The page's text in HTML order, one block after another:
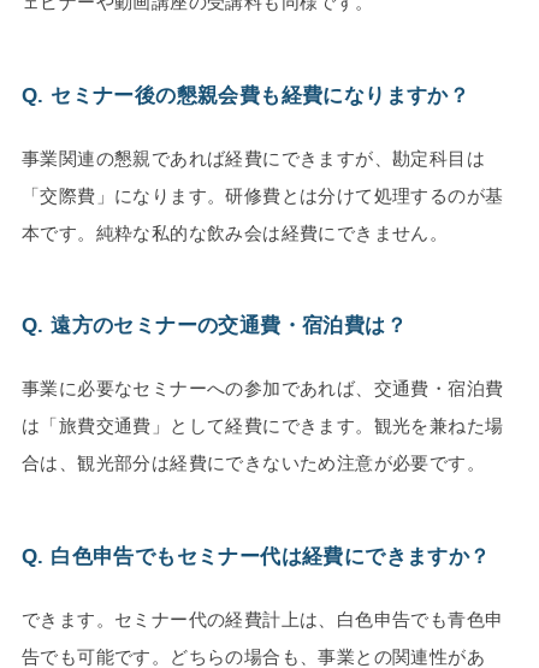
Q. セミナー後の懇親会費も経費になりますか？
事業関連の懇親であれば経費にできますが、勘定科目は
「交際費」になります。研修費とは分けて処理するのが基
本です。純粋な私的な飲み会は経費にできません。
Q. 遠方のセミナーの交通費・宿泊費は？
事業に必要なセミナーへの参加であれば、交通費・宿泊費
は「旅費交通費」として経費にできます。観光を兼ねた場
合は、観光部分は経費にできないため注意が必要です。
Q. 白色申告でもセミナー代は経費にできますか？
できます。セミナー代の経費計上は、白色申告でも青色申
告でも可能です。どちらの場合も、事業との関連性があ